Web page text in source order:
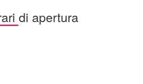
di apertura